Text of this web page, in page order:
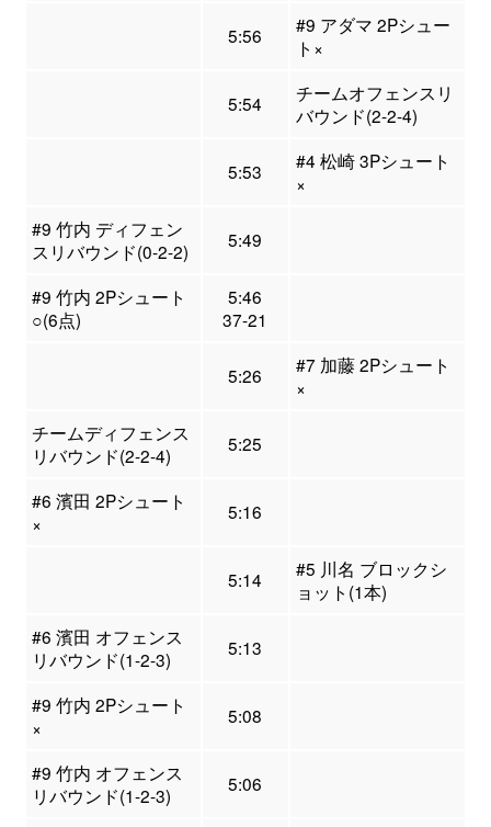
5:56
#9 アダマ 2Pシュー
ト×
5:54
チームオフェンスリ
バウンド(2-2-4)
5:53
#4 松崎 3Pシュート
×
#9 竹内 ディフェン
スリバウンド(0-2-2)
5:49
#9 竹内 2Pシュート
○(6点)
5:46
37-21
5:26
#7 加藤 2Pシュート
×
チームディフェンス
リバウンド(2-2-4)
5:25
#6 濱田 2Pシュート
×
5:16
5:14
#5 川名 ブロックシ
ョット(1本)
#6 濱田 オフェンス
リバウンド(1-2-3)
5:13
#9 竹内 2Pシュート
×
5:08
#9 竹内 オフェンス
リバウンド(1-2-3)
5:06